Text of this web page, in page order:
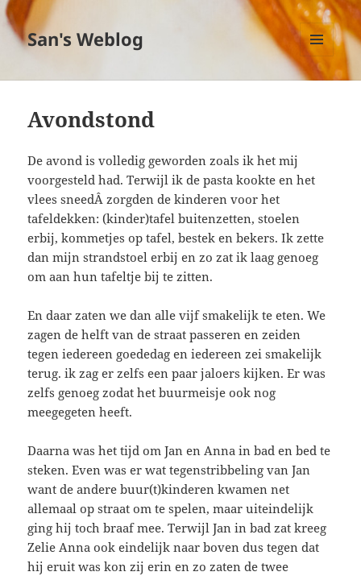
San's Weblog
MENU
EN
Avondstond
De avond is volledig geworden zoals ik het mij
voorgesteld had. Terwijl ik de pasta kookte en het
vlees sneedÂ zorgden de kinderen voor het
tafeldekken: (kinder)tafel buitenzetten, stoelen
erbij, kommetjes op tafel, bestek en bekers. Ik zette
dan mijn strandstoel erbij en zo zat ik laag genoeg
om aan hun tafeltje bij te zitten.
En daar zaten we dan alle vijf smakelijk te eten. We
zagen de helft van de straat passeren en zeiden
tegen iedereen goededag en iedereen zei smakelijk
terug. ik zag er zelfs een paar jaloers kijken. Er was
zelfs genoeg zodat het buurmeisje ook nog
meegegeten heeft.
Daarna was het tijd om Jan en Anna in bad en bed te
steken. Even was er wat tegenstribbeling van Jan
want de andere buur(t)kinderen kwamen net
allemaal op straat om te spelen, maar uiteindelijk
ging hij toch braaf mee. Terwijl Jan in bad zat kreeg
Zelie Anna ook eindelijk naar boven dus tegen dat
hij eruit was kon zij erin en zo zaten de twee